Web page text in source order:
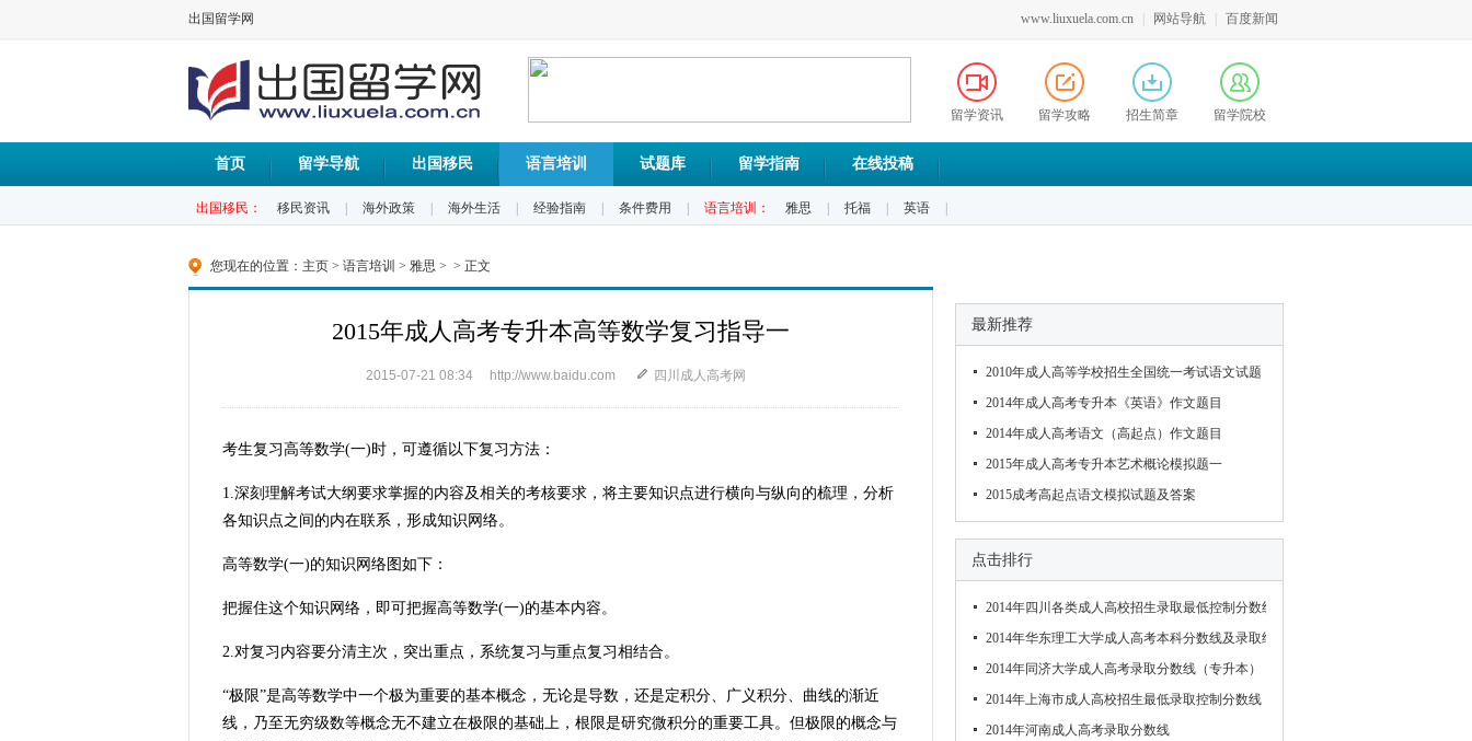
出国留学网 www.liuxuela.com.cn 网站导航 百度新闻
留学资讯 留学攻略 招生简章 留学院校
首页 留学导航 出国移民 语言培训 试题库 留学指南 在线投稿
出国移民： 移民资讯 海外政策 海外生活 经验指南 条件费用 语言培训： 雅思 托福 英语
您现在的位置： 主页 > 语言培训 > 雅思 > > 正文
2015年成人高考专升本高等数学复习指导一
2015-07-21 08:34 http://www.baidu.com 四川成人高考网
考生复习高等数学(一)时，可遵循以下复习方法：
1.深刻理解考试大纲要求掌握的内容及相关的考核要求，将主要知识点进行横向与纵向的梳理，分析
各知识点之间的内在联系，形成知识网络。
高等数学(一)的知识网络图如下：
把握住这个知识网络，即可把握高等数学(一)的基本内容。
2.对复习内容要分清主次，突出重点，系统复习与重点复习相结合。
“极限”是高等数学中一个极为重要的基本概念，无论是导数，还是定积分、广义积分、曲线的渐近
线，乃至无穷级数等概念无不建立在极限的基础上，根限是研究微积分的重要工具。但极限的概念与
最新推荐
2010年成人高等学校招生全国统一考试语文试题
2014年成人高考专升本《英语》作文题目
2014年成人高考语文（高起点）作文题目
2015年成人高考专升本艺术概论模拟题一
2015成考高起点语文模拟试题及答案
点击排行
2014年四川各类成人高校招生录取最低控制分数线
2014年华东理工大学成人高考本科分数线及录取结
2014年同济大学成人高考录取分数线（专升本）
2014年上海市成人高校招生最低录取控制分数线
2014年河南成人高考录取分数线